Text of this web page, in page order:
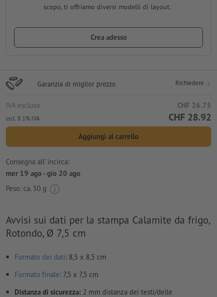
scopo, ti offriamo diversi modelli di layout.
Crea adesso
Garanzia di miglior prezzo Richiedere
IVA esclusa CHF 26.75
incl. 8.1% IVA CHF 28.92
Aggiungi al carrello
Consegna all' incirca:
mer 19 ago - gio 20 ago
Peso: ca. 50 g
Avvisi sui dati per la stampa Calamite da frigo,
Rotondo, Ø 7,5 cm
Formato dei dati: 8,5 x 8,5 cm
Formato finale: 7,5 x 7,5 cm
Distanza di sicurezza: 2 mm distanza dei testi/delle